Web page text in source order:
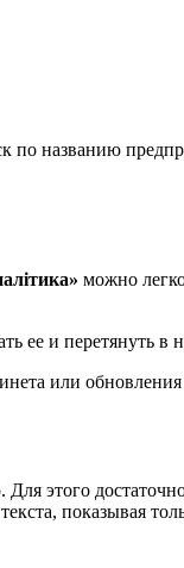
по названию
можно
ее и перетянуть в
или
этого
показывая